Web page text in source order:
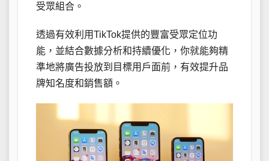
受眾組合。
透過有效利用TikTok提供的豐富受眾定位功
能，並結合數據分析和持續優化，你就能夠精
準地將廣告投放到目標用戶面前，有效提升品
牌知名度和銷售額。